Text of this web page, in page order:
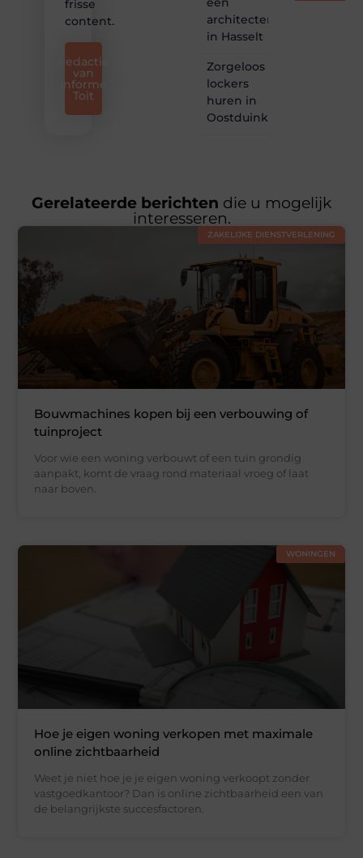
frisse
content.
Redactie
van
Informe
Toit
architectenbureau
in Hasselt
Zorgeloos
lockers
huren in
Oostduinkerke
Gerelateerde berichten die u mogelijk
interesseren.
ZAKELIJKE DIENSTVERLENING
Bouwmachines kopen bij een verbouwing of
tuinproject
Voor wie een woning verbouwt of een tuin grondig
aanpakt, komt de vraag rond materiaal vroeg of laat
naar boven.
WONINGEN
Hoe je eigen woning verkopen met maximale
online zichtbaarheid
Weet je niet hoe je je eigen woning verkoopt zonder
vastgoedkantoor? Dan is online zichtbaarheid een van
de belangrijkste succesfactoren.